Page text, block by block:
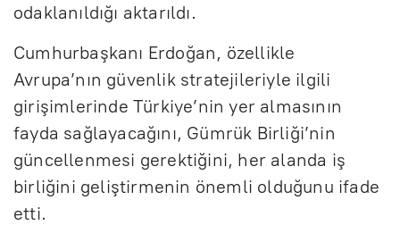
odaklanıldığı aktarıldı.
Cumhurbaşkanı Erdoğan, özellikle
Avrupa’nın güvenlik stratejileriyle ilgili
girişimlerinde Türkiye’nin yer almasının
fayda sağlayacağını, Gümrük Birliği’nin
güncellenmesi gerektiğini, her alanda iş
birliğini geliştirmenin önemli olduğunu ifade
etti.